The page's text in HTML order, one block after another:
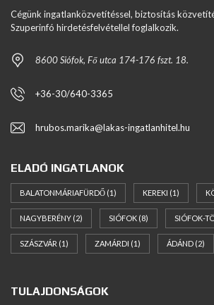
Cégünk ingatlanközvetítéssel, biztosítás
Szuperinfó hirdetésfelvétellel foglalkozik.
8600 Siófok, Fő utca 174-176 fszt. 18.
+36-30/640-3365
hrubos.marika@lakas-ingatlanhitel.hu
ELADÓ INGATLANOK
BALATONMÁRIAFÜRDŐ (1) KEREKI (1)
NAGYBERÉNY (2) SIÓFOK (8) SIÓFOK-
SZÁSZVÁR (1) ZAMÁRDI (1) ÁDÁND (2)
TULAJDONSÁGOK